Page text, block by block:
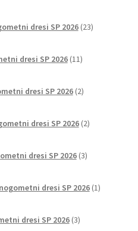
dresi SP 2026 23izdelkov
dresi SP 2026 11izdelkov
dresi SP 2026 2izdelka
dresi SP 2026 2izdelka
dresi SP 2026 3izdelki
dresi SP 2026 1izdelek
dresi SP 2026 3izdelki